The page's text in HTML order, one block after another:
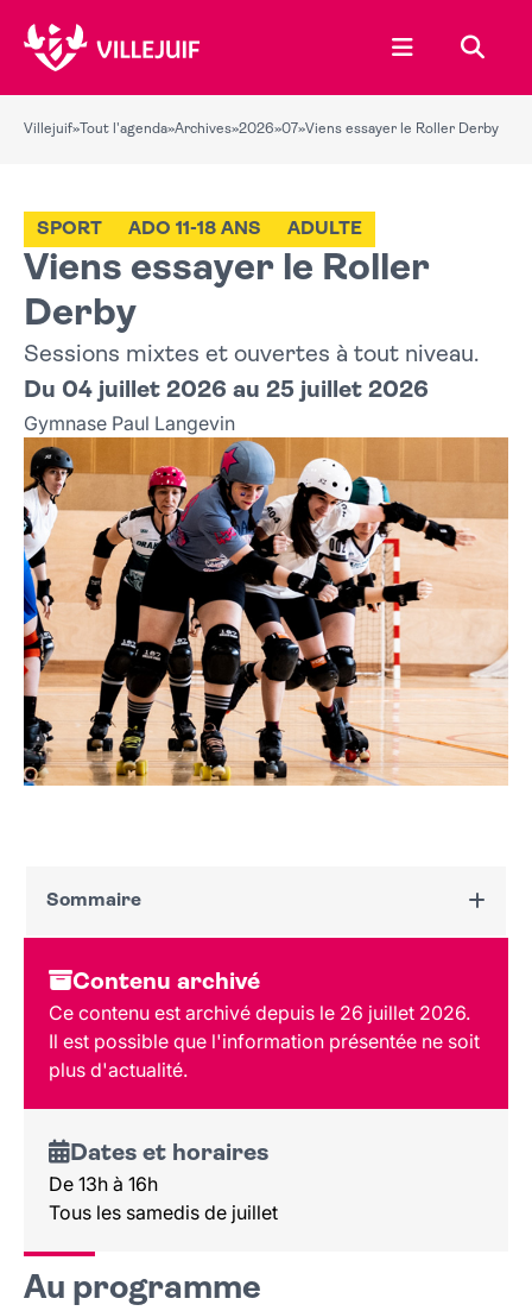
Ouvrir le
Villejuif» Tout l'agenda»Archives»2026»07»Viens essayer le Roller Derby
Viens essayer le Roller
Derby
SPORT ADO 11-18 ANS ADULTE
Sessions mixtes et ouvertes à tout niveau.
Du 04 juillet 2026 au 25 juillet 2026
Gymnase Paul Langevin
Sommaire
Dates et horaires
Au programme
Tarif et réservation
Public
Lieu et contact
Contenu archivé
Ce contenu est archivé depuis le 26 juillet 2026.
Il est possible que l'information présentée ne soit
plus d'actualité.
Dates et horaires
De 13h à 16h
Tous les samedis de juillet
Au programme